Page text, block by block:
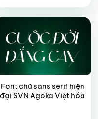
hạng55
Font chữ sans serif hiện
đại SVN Agoka Việt hóa